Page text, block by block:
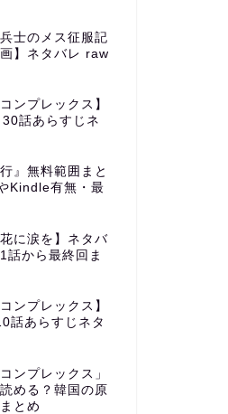
士のメス征服記
画】ネタバレ raw
ンプレックス】
話あらすじネ
』無料範囲まと
Kindle有無・最
花に涙を】ネタバ
話から最終回ま
ンプレックス】
話あらすじネタ
ンプレックス」
める？韓国の原
とめ